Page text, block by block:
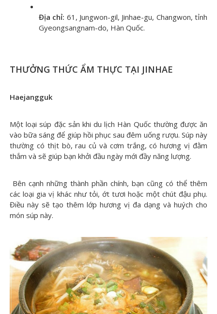
Địa chỉ: 61, Jungwon-gil, Jinhae-gu, Changwon, tỉnh
Gyeongsangnam-do, Hàn Quốc.
THƯỞNG THỨC ẨM THỰC TẠI JINHAE
Haejangguk
Một loại súp đặc sản khi du lịch Hàn Quốc thường được ăn
vào bữa sáng để giúp hồi phục sau đêm uống rượu. Súp này
thường có thịt bò, rau củ và cơm trắng, có hương vị đằm
thắm và sẽ giúp bạn khởi đầu ngày mới đầy năng lượng.
Bên cạnh những thành phần chính, bạn cũng có thể thêm
các loại gia vị khác như tỏi, ớt tươi hoặc một chút đậu phụ.
Điều này sẽ tạo thêm lớp hương vị đa dạng và huých cho
món súp này.